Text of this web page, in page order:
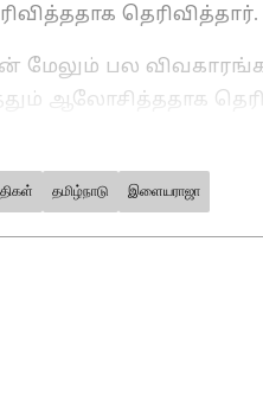
தெரிவித்தார்.
பல விவகாரங்கள்
ஆலோசித்ததாக
தமிழ்நாடு இளையராஜா